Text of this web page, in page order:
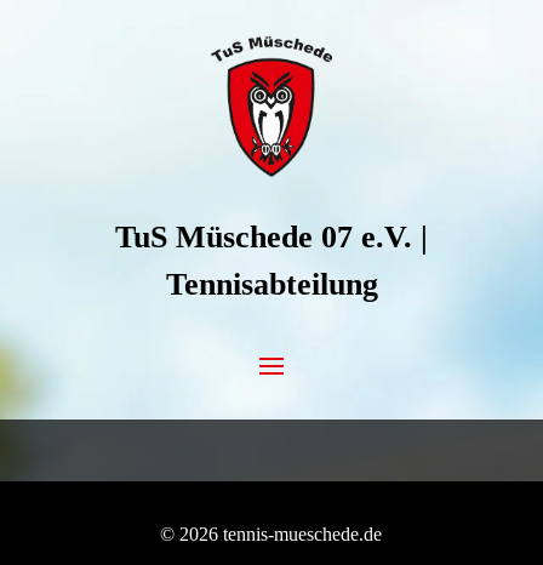
TuS Müschede 07 e.V. |
Tennisabteilung
© 2026 tennis-mueschede.de